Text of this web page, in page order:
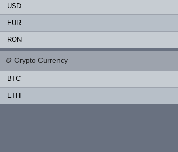
USD
EUR
RON
🪙 Crypto Currency
BTC
ETH